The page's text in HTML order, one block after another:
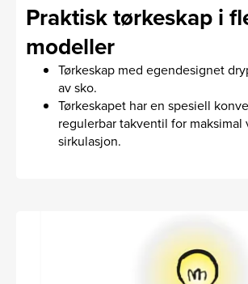
Praktisk tørkeskap i
modeller
Tørkeskap med egendesignet
av sko.
Tørkeskapet har en spesiell
regulerbar takventil for maksimal
sirkulasjon.